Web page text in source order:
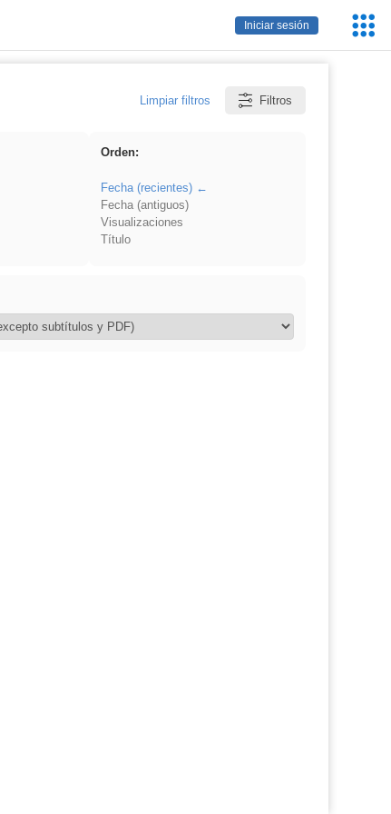
Iniciar sesión
Limpiar filtros Filtros
Orden:
Fecha (recientes)
Fecha (antiguos)
Visualizaciones
Título